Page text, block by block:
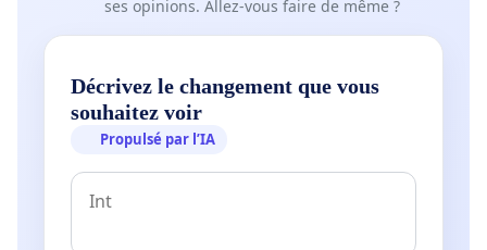
ses opinions. Allez-vous faire de même ?
Décrivez le changement que vous
souhaitez voir
Propulsé par l’IA